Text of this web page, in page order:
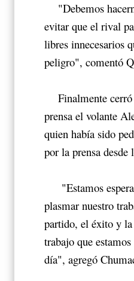
"Debemos
evitar que el rival
libres innecesarios
peligro", comentó
Finalmente cerró
prensa el volante
quien había sido
por la prensa desde
"Estamos
plasmar nuestro
partido, el éxito y la
trabajo que
día", agregó